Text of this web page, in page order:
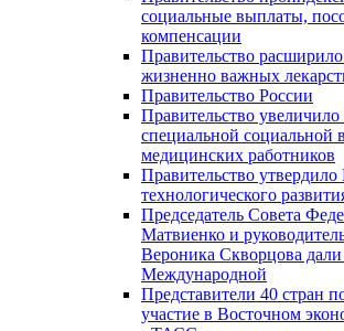
социальные выплаты,
компенсации
Правительство
жизненно важных
Правительство России
Правительство
специальной социальной
медицинских работников
Правительство
технологического
Председатель Совета
Матвиенко и
Вероника Скворцова дали
Международной
Представители 40 стран
участие в Восточном